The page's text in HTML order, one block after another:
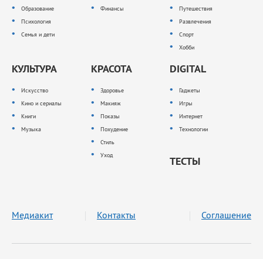
Образование
Психология
Семья и дети
Финансы
Путешествия
Развлечения
Спорт
Хобби
КУЛЬТУРА
Искусство
Кино и сериалы
Книги
Музыка
КРАСОТА
Здоровье
Макияж
Показы
Похудение
Стиль
Уход
DIGITAL
Гаджеты
Игры
Интернет
Технологии
ТЕСТЫ
Медиакит Контакты Соглашение